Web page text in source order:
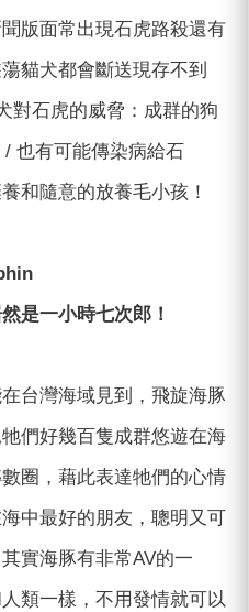
版面常出現石虎路殺還有
貓犬都會斷送現存不到
對石虎的威脅：成群的狗
也有可能傳染病給石
和隨意的放養毛小孩！
是一小時七次郎！
台灣海域見到，飛旋海豚
們好幾百隻成群悠遊在海
圈，藉此表達牠們的心情
中最好的朋友，聰明又可
實海豚有非常AV的一
類一樣，不用發情就可以